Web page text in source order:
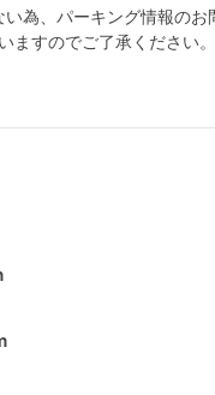
為、パーキング情報の
ますのでご了承ください。